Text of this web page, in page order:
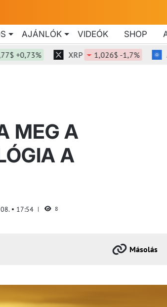
AJÁNLÓK VIDEÓK SHOP
XRP 1,026$ -1,7% ADA
MEG A
A
17:54 8
Másolás